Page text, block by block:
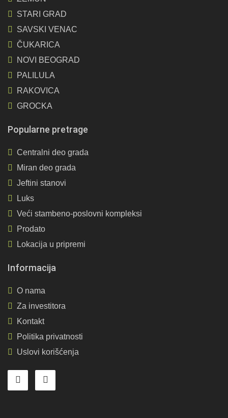
STARI GRAD
SAVSKI VENAC
ČUKARICA
NOVI BEOGRAD
PALILULA
RAKOVICA
GROCKA
Popularne pretrage
Centralni deo grada
Miran deo grada
Jeftini stanovi
Luks
Veći stambeno-poslovni kompleksi
Prodato
Lokacija u pripremi
Informacija
O nama
Za investitora
Kontakt
Politika privatnosti
Uslovi korišćenja